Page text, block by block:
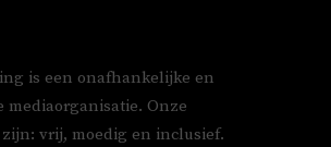
is een onafhankelijke en
mediaorganisatie. Onze
vrij, moedig en inclusief.